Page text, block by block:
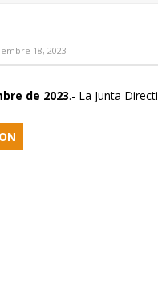
18, 2023
de 2023.- La Junta